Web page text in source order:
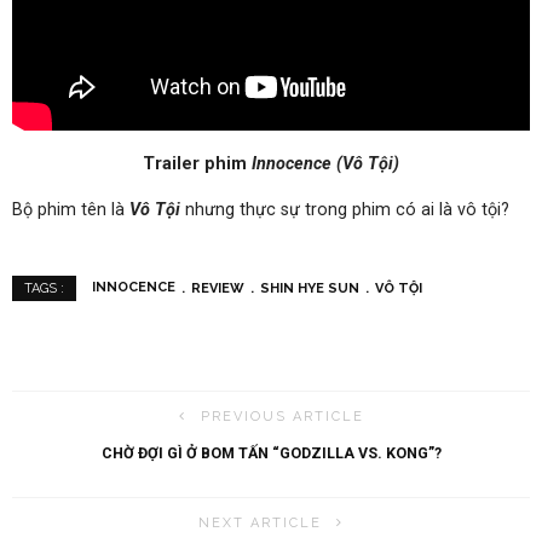
Trailer phim Innocence (Vô Tội)
Bộ phim tên là Vô Tội nhưng thực sự trong phim có ai là vô tội?
TAGS : INNOCENCE REVIEW SHIN HYE SUN VÔ TỘI
PREVIOUS ARTICLE
CHỜ ĐỢI GÌ Ở BOM TẤN “GODZILLA VS. KONG”?
NEXT ARTICLE